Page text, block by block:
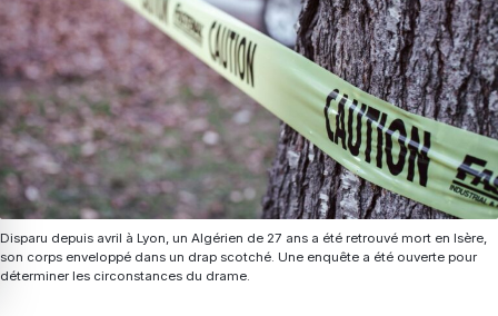
Disparu depuis avril à Lyon, un Algérien de 27 ans a été retrouvé mort en Isère,
son corps enveloppé dans un drap scotché. Une enquête a été ouverte pour
déterminer les circonstances du drame.